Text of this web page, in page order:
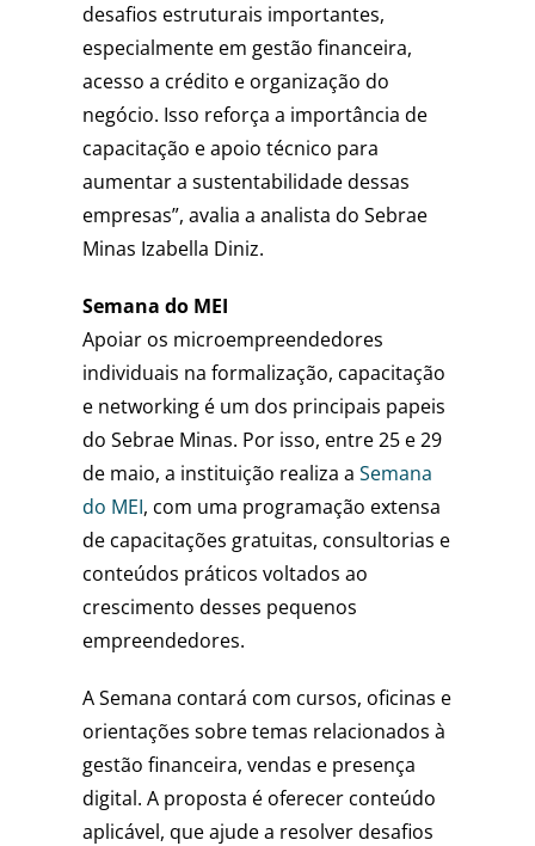
desafios estruturais importantes,
especialmente em gestão financeira,
acesso a crédito e organização do
negócio. Isso reforça a importância de
capacitação e apoio técnico para
aumentar a sustentabilidade dessas
empresas”, avalia a analista do Sebrae
Minas Izabella Diniz.
Semana do MEI
Apoiar os microempreendedores
individuais na formalização, capacitação
e networking é um dos principais papeis
do Sebrae Minas. Por isso, entre 25 e 29
de maio, a instituição realiza a Semana
do MEI, com uma programação extensa
de capacitações gratuitas, consultorias e
conteúdos práticos voltados ao
crescimento desses pequenos
empreendedores.
A Semana contará com cursos, oficinas e
orientações sobre temas relacionados à
gestão financeira, vendas e presença
digital. A proposta é oferecer conteúdo
aplicável, que ajude a resolver desafios